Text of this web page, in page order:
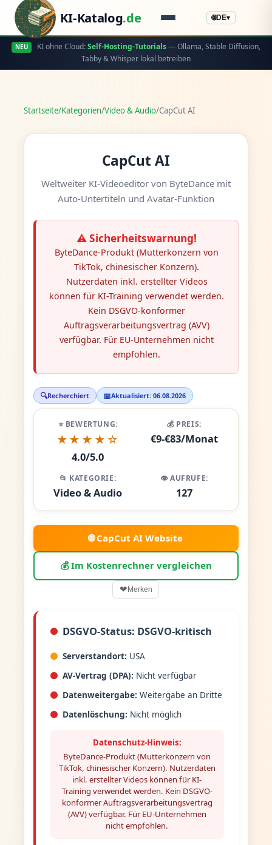
KI-Katalog.de 🌐DE▾
NEU KI ohne Cloud:Self-Hosting-Tutorials— Ollama, Stable Diffusion,
Tabby & Whisper lokal betreiben
Startseite/Kategorien/Video & Audio/CapCut AI
CapCut AI
Weltweiter KI-Videoeditor von ByteDance mit
Auto-Untertiteln und Avatar-Funktion
⚠️ Sicherheitswarnung!
ByteDance-Produkt (Mutterkonzern von
TikTok, chinesischer Konzern).
Nutzerdaten inkl. erstellter Videos
können für KI-Training verwendet werden.
Kein DSGVO-konformer
Auftragsverarbeitungsvertrag (AVV)
verfügbar. Für EU-Unternehmen nicht
empfohlen.
🔍Recherchiert 📅Aktualisiert: 06.08.2026
⭐ BEWERTUNG:
★★★★☆
4.0/5.0
💰 PREIS:
€9-€83/Monat
📂 KATEGORIE:
Video & Audio
👁️ AUFRUFE:
127
🌐 CapCut AI Website
💰 Im Kostenrechner vergleichen
❤Merken
DSGVO-Status: DSGVO-kritisch
Serverstandort: USA
AV-Vertrag (DPA): Nicht verfügbar
Datenweitergabe: Weitergabe an Dritte
Datenlöschung: Nicht möglich
Datenschutz-Hinweis:
ByteDance-Produkt (Mutterkonzern von
TikTok, chinesischer Konzern). Nutzerdaten
inkl. erstellter Videos können für KI-
Training verwendet werden. Kein DSGVO-
konformer Auftragsverarbeitungsvertrag
(AVV) verfügbar. Für EU-Unternehmen
nicht empfohlen.